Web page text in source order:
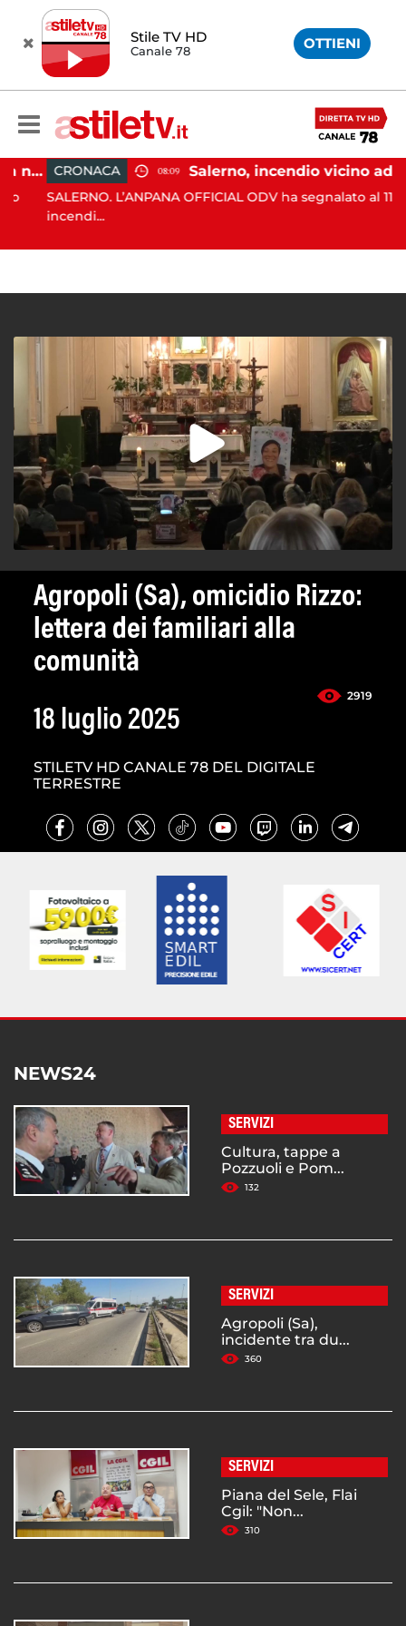
Stile TV HD
Canale 78 OTTIENI
Eboli, uomo aggredito nella notte: indagini in corso CRONACA 08:09 Salerno, incendio vicino ad un traliccio: tempestivi i soccorsi
SALERNO. L’ANPANA OFFICIAL ODV ha segnalato al 115 un
incendi...
Agropoli (Sa), omicidio Rizzo:
lettera dei familiari alla
comunità
2919
18 luglio 2025
STILETV HD CANALE 78 DEL DIGITALE
TERRESTRE
NEWS24
SERVIZI
Cultura, tappe a
Pozzuoli e Pom...
132
SERVIZI
Agropoli (Sa),
incidente tra du...
360
SERVIZI
Piana del Sele, Flai
Cgil: "Non...
310